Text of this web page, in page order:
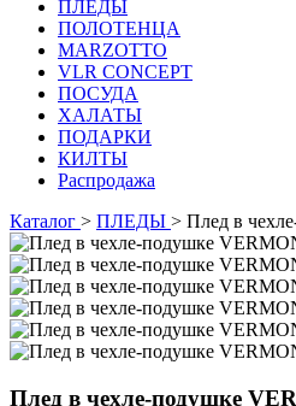
ПЛЕДЫ
ПОЛОТЕНЦА
MARZOTTO
VLR CONCEPT
ПОСУДА
ХАЛАТЫ
ПОДАРКИ
КИЛТЫ
Распродажа
Каталог > ПЛЕДЫ > Плед в
Плед в чехле-подушке